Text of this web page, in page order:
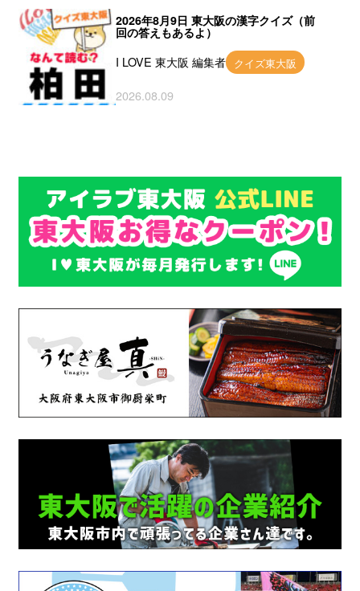
2026年8月9日 東大阪の漢字クイズ（前
回の答えもあるよ）
I LOVE 東大阪 編集者 クイズ東大阪
2026.08.09